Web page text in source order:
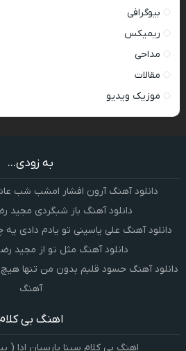
بیوگرافی
ریمیکس
مداحی
مقالات
موزیک ویدیو
به زودی...
دانلود آهنگ آرون افشار امشب شب
دانلود آهنگ باز شبگردی
دانلود آهنگ علی یاسینی تو یادم دادی
دانلود آهنگ مثل تو از مجید
دانلود آهنگ حسود قلبم بدون من تنها
آهنگ
اهنگ بی
اهنگ بی کلام سینا پارسیان ادا (